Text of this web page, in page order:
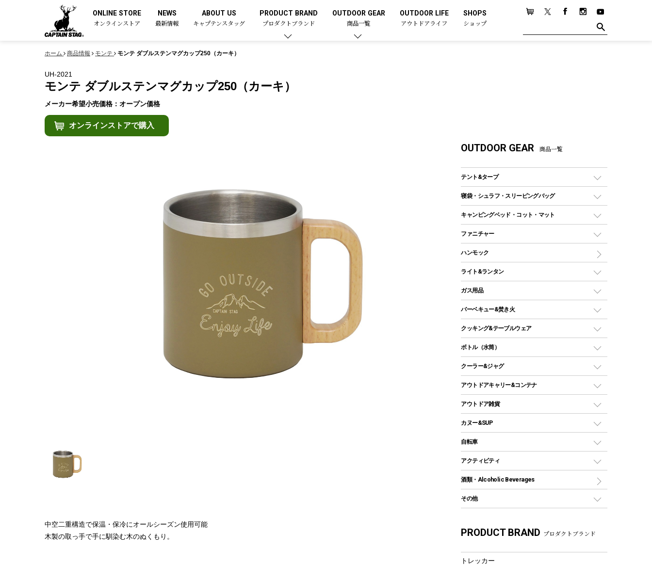
ONLINE STORE
オンラインストア
NEWS
最新情報
ABOUT US
キャプテンスタッグ
PRODUCT BRAND
プロダクトブランド
OUTDOOR GEAR
商品一覧
OUTDOOR LIFE
アウトドアライフ
SHOPS
ショップ
ホーム 商品情報 モンテ モンテ ダブルステンマグカップ250（カーキ）
UH-2021
モンテ ダブルステンマグカップ250（カーキ）
メーカー希望小売価格：オープン価格
オンラインストアで購入
中空二重構造で保温・保冷にオールシーズン使用可能
木製の取っ手で手に馴染む木のぬくもり。
OUTDOOR GEAR 商品一覧
テント&タープ
テント
ツールームテント
ワンポールテント
シェルターテント
ロッジ型・オリジナルテント
タープ
スクエアタープ（レクタタープ）
メッシュタープ
自立式タープ
パラソル
テントアクセサリー
ペグ
グランドシート
ガイドロープ
ツール
寝袋・シュラフ・スリーピングバッグ
レクタングラー型（封筒型）シュラフ
インナーシュラフ
キャンピングベッド・コット・マット
キャンピングベッド・コット
インフレータブルマット
ファニチャー
アウトドアテーブル
レジャーシート
ハンモック
ライト&ランタン
LEDランタン
ガスランタン
オイルランタン
LEDライト
ヘッドライト
キャンドル
ガス用品
ガスバーナー
ガス缶
ガストーチ、ライター
バーベキュー&焚き火
バーベキューコンロ、グリル
焚き火台タイプ（ロースタイル）グリル
卓上タイプグリル
パーティータイプグリル
鉄板、アミ
焚き火台&ストーブ
火起こし
バーベキューツール
燃料・着火剤・炭
クッキング&テーブルウェア
ダッチオーブン
ホットサンドメーカー
クッカーセット
シェラカップ
クッキングツール
ナイフ
カトラリー
マグカップ、カップ
フードボトル
ボトル（水筒）
ステンレスボトル
コップ付きタイプ
ワンタッチタイプ
プラスチックボトル
ディズニーボトル
クーラー&ジャグ
クーラーボックス
クーラーバッグ
ウォータージャグ
保冷剤
アウトドアキャリー&コンテナ
アウトドアキャリー
アウトドア雑貨
バックパック&バッグ
リュック、バックパック
トートバッグ、サコッシュ
ショッピングキャリー
その他アウトドア雑貨
レイン
カヌー&SUP
インフレータブル
カヤック
パドル
ヘルメット
自転車
折りたたみ自転車
スポーツサイクル
シティサイクル
自転車用アクセサリー
自転車ウェア
アクティビティ
マリン
ラッシュガード
テント
フローティングベスト
酒類・Alcoholic Beverages
その他
湯たんぽ
PRODUCT BRAND プロダクトブランド
トレッカー